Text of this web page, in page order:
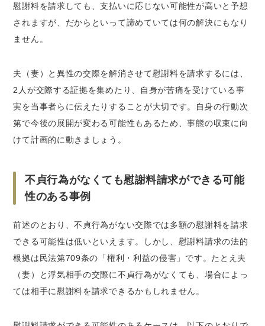
慰謝料を請求しても、支払いに応じない可能性が高いと予想
されますが、だからといって諦めていては何の解決にもなり
ません。
夫（妻）と異性の交際を解消させて慰謝料を請求するには、
2人が交際する証拠を集めたり、自身が苦痛を受けている事
実を当事者らに伝えたりすることが大切です。自身の行動次
第で今後の展開が変わる可能性もあるため、事態の収束に向
けて計画的に動きましょう。
不貞行為がなくても慰謝料請求ができる可能
性のある事例
前述のとおり、不貞行為がない交際では多額の慰謝料を請求
できる可能性は低いといえます。しかし、慰謝料請求の法的
根拠は民法第709条の「権利・利益の侵害」です。たとえ夫
（妻）と浮気相手の交際に不貞行為がなくても、場合によっ
ては相手に慰謝料を請求できるかもしれません。